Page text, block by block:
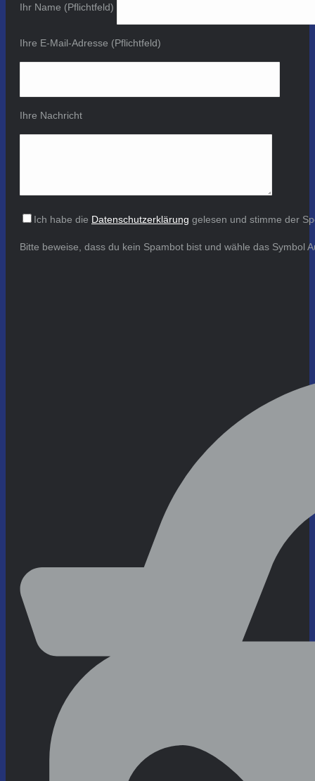
Ihr Name (Pflichtfeld)
Ihre E-Mail-Adresse (Pflichtfeld)
Ihre Nachricht
Ich habe die Datenschutzerklärung gelesen und stimme der
Bitte beweise, dass du kein Spambot bist und wähle das Symbol